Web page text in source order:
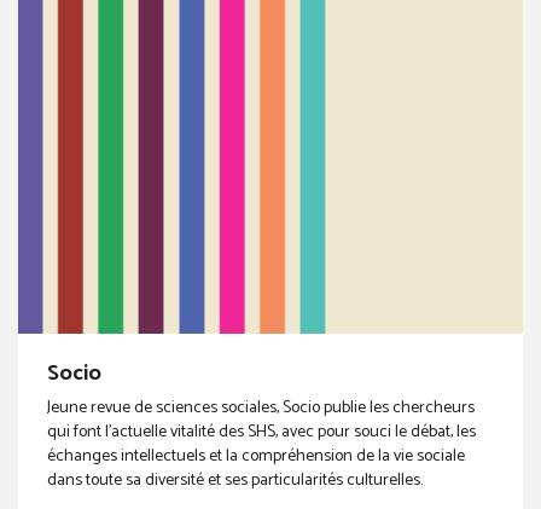
Socio
Jeune revue de sciences sociales, Socio publie les chercheurs
qui font l’actuelle vitalité des SHS, avec pour souci le débat, les
échanges intellectuels et la compréhension de la vie sociale
dans toute sa diversité et ses particularités culturelles.